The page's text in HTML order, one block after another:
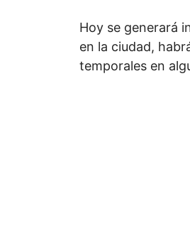
Hoy se generará
en la ciudad,
temporales en